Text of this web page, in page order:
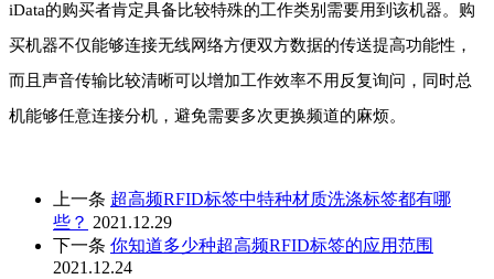
iData的购买者肯定具备比较特殊的工作类别需要用到该机器。购
买机器不仅能够连接无线网络方便双方数据的传送提高功能性，
而且声音传输比较清晰可以增加工作效率不用反复询问，同时总
机能够任意连接分机，避免需要多次更换频道的麻烦。
上一条 超高频RFID标签中特种材质洗涤标签都有哪
些？ 2021.12.29
下一条 你知道多少种超高频RFID标签的应用范围
2021.12.24